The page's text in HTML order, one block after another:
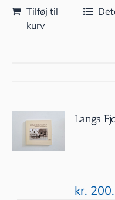
Tilføj til
kurv
Langs
kr.